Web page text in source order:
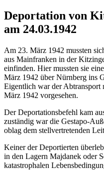
Deportation von
am 24.03.1942
Am 23. März 1942 mussten
aus Mainfranken in der
einfinden. Hier mussten sie
März 1942 über Nürnberg ins
Eigentlich war der Abtransport
März 1942 vorgesehen.
Der Deportationsbefehl kam
zuständig war die Gestapo-
oblag dem stellvertretenden
Keiner der Deportierten
in den Lagern Majdanek oder
katastrophalen